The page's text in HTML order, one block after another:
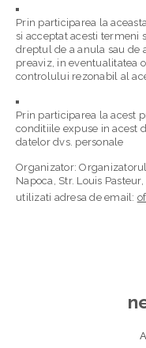
Prin participarea la
si acceptat acesti termeni
dreptul de a anula sau de
preaviz, in eventualitatea
controlului rezonabil al
Prin participarea la acest
conditiile expuse in acest
datelor dvs. personale
Organizator:
Napoca, Str. Louis
utilizati adresa de email: